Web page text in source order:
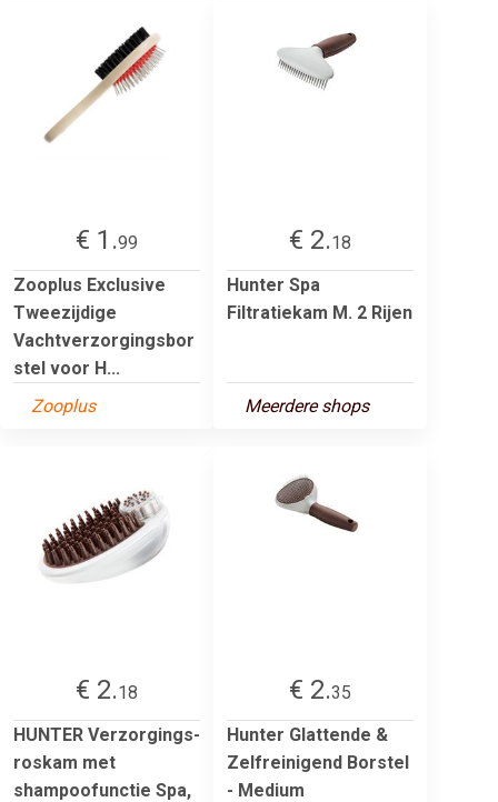
€ 1.99
Zooplus Exclusive
Tweezijdige
Vachtverzorgingsbor
stel voor H...
Zooplus
€ 2.18
Hunter Spa
Filtratiekam M. 2 Rijen
Meerdere shops
€ 2.18
HUNTER Verzorgings-
roskam met
shampoofunctie Spa,
€ 2.35
Hunter Glattende &
Zelfreinigend Borstel
- Medium